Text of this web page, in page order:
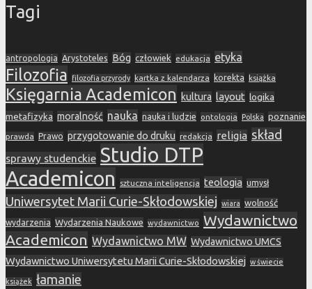
Tagi
antropologia Arystoteles Bóg człowiek edukacja etyka
Filozofia filozofia przyrody kartka z kalendarza korekta książka
Księgarnia Academicon kultura layout logika
metafizyka moralność nauka nauka i ludzie ontologia Polska poznanie
prawda Prawo przygotowanie do druku redakcja religia skład
sprawy studenckie Studio DTP
Academicon
sztuczna inteligencja teologia umysł
Uniwersytet Marii Curie-Skłodowskiej wiara wolność
wydarzenia Wydarzenia Naukowe wydawnictwo Wydawnictwo
Academicon Wydawnictwo MW Wydawnictwo UMCS
Wydawnictwo Uniwersytetu Marii Curie-Skłodowskiej w świecie
książek łamanie